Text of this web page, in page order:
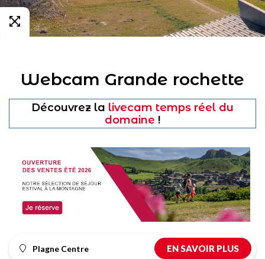
Webcam Grande rochette
Découvrez la livecam temps réel du
domaine !
Plagne Centre EN SAVOIR PLUS